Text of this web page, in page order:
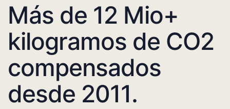
Más de 12 Mio+
kilogramos de CO2
compensados
desde 2011.